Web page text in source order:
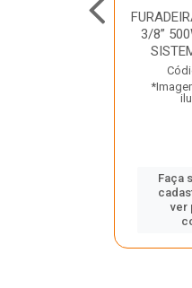
3/8”
Faça
ver